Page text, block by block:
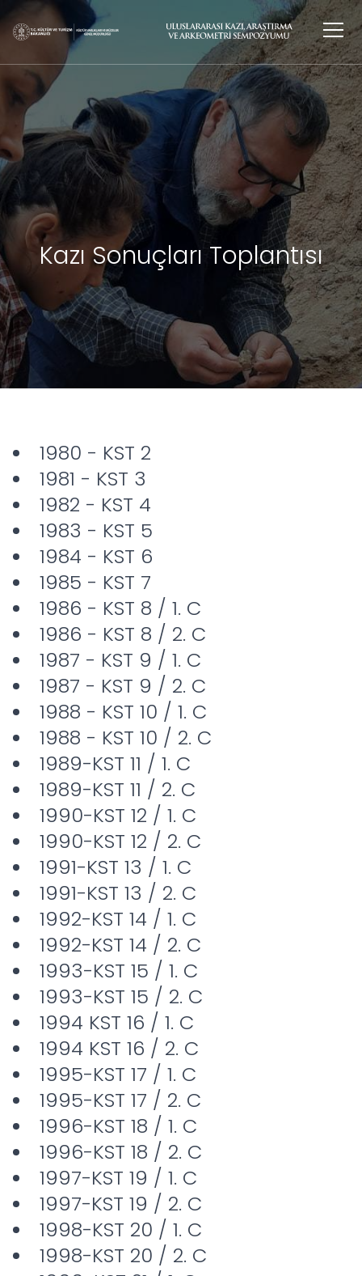
Kazı Sonuçları Toplantısı
1980 - KST 2
1981 - KST 3
1982 - KST 4
1983 - KST 5
1984 - KST 6
1985 - KST 7
1986 - KST 8 / 1. C
1986 - KST 8 / 2. C
1987 - KST 9 / 1. C
1987 - KST 9 / 2. C
1988 - KST 10 / 1. C
1988 - KST 10 / 2. C
1989-KST 11 / 1. C
1989-KST 11 / 2. C
1990-KST 12 / 1. C
1990-KST 12 / 2. C
1991-KST 13 / 1. C
1991-KST 13 / 2. C
1992-KST 14 / 1. C
1992-KST 14 / 2. C
1993-KST 15 / 1. C
1993-KST 15 / 2. C
1994 KST 16 / 1. C
1994 KST 16 / 2. C
1995-KST 17 / 1. C
1995-KST 17 / 2. C
1996-KST 18 / 1. C
1996-KST 18 / 2. C
1997-KST 19 / 1. C
1997-KST 19 / 2. C
1998-KST 20 / 1. C
1998-KST 20 / 2. C